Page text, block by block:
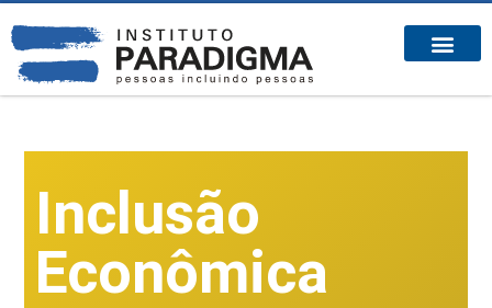
Inclusão
Econômica